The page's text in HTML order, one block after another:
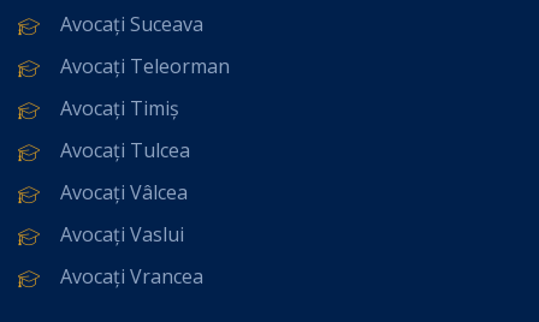
Avocați Suceava
Avocați Teleorman
Avocați Timiș
Avocați Tulcea
Avocați Vâlcea
Avocați Vaslui
Avocați Vrancea